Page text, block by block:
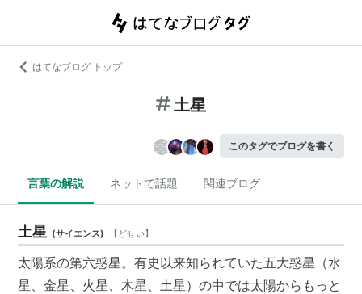
はてなブログ トップ
土星
このタグでブログを書く
言葉の解説 ネットで話題 関連ブログ
土星 (サイエンス) 【どせい】
太陽系の第六惑星。有史以来知られていた五大惑星（水
星、金星、火星、木星、土星）の中では太陽からもっと